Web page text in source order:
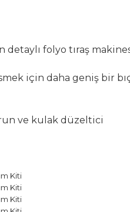
detaylı folyo tıraş
için daha geniş bir
ve kulak düzeltici